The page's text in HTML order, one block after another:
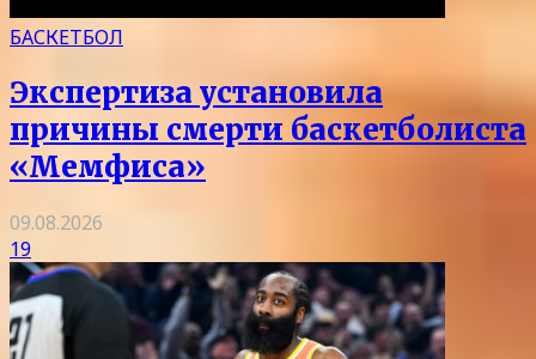
БАСКЕТБОЛ
Экспертиза установила
причины смерти баскетболиста
«Мемфиса»
09.08.2026
19